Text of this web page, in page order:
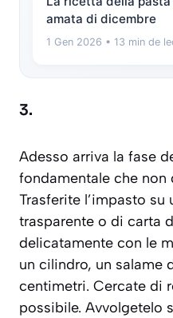
amata di dicembre
1 Gen 2026 • 13 min de
3.
Adesso arriva la fase
fondamentale che non
Trasferite l’impasto
trasparente o di carta
delicatamente con le
un cilindro, un
centimetri. Cercate di
possibile. Avvolgetelo